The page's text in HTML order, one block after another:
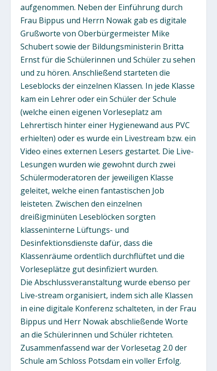
aufgenommen. Neben der Einführung durch
Frau Bippus und Herrn Nowak gab es digitale
Grußworte von Oberbürgermeister Mike
Schubert sowie der Bildungsministerin Britta
Ernst für die Schülerinnen und Schüler zu sehen
und zu hören. Anschließend starteten die
Leseblocks der einzelnen Klassen. In jede Klasse
kam ein Lehrer oder ein Schüler der Schule
(welche einen eigenen Vorleseplatz am
Lehrertisch hinter einer Hygienewand aus PVC
erhielten) oder es wurde ein Livestream bzw. ein
Video eines externen Lesers gestartet. Die Live-
Lesungen wurden wie gewohnt durch zwei
Schülermoderatoren der jeweiligen Klasse
geleitet, welche einen fantastischen Job
leisteten. Zwischen den einzelnen
dreißigminüten Leseblöcken sorgten
klasseninterne Lüftungs- und
Desinfektionsdienste dafür, dass die
Klassenräume ordentlich durchflüftet und die
Vorleseplätze gut desinfiziert wurden.
Die Abschlussveranstaltung wurde ebenso per
Live-stream organisiert, indem sich alle Klassen
in eine digitale Konferenz schalteten, in der Frau
Bippus und Herr Nowak abschließende Worte
an die Schülerinnen und Schüler richteten.
Zusammenfassend war der Vorlesetag 2.0 der
Schule am Schloss Potsdam ein voller Erfolg.